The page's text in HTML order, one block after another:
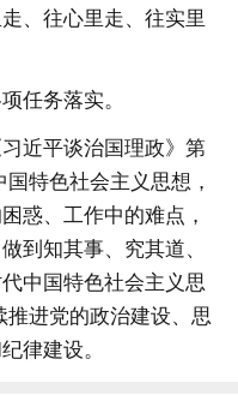
、往心里走、往实里
任务落实。
近平谈治国理政》第
特色社会主义思想，
惑、工作中的难点，
到知其事、究其道、
中国特色社会主义思
进党的政治建设、思
律建设。